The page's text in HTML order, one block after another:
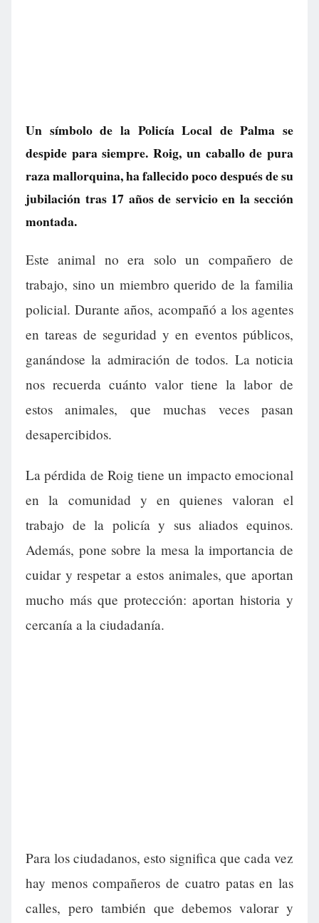
Un símbolo de la Policía Local de Palma se
despide para siempre. Roig, un caballo de pura
raza mallorquina, ha fallecido poco después de su
jubilación tras 17 años de servicio en la sección
montada.
Este animal no era solo un compañero de
trabajo, sino un miembro querido de la familia
policial. Durante años, acompañó a los agentes
en tareas de seguridad y en eventos públicos,
ganándose la admiración de todos. La noticia
nos recuerda cuánto valor tiene la labor de
estos animales, que muchas veces pasan
desapercibidos.
La pérdida de Roig tiene un impacto emocional
en la comunidad y en quienes valoran el
trabajo de la policía y sus aliados equinos.
Además, pone sobre la mesa la importancia de
cuidar y respetar a estos animales, que aportan
mucho más que protección: aportan historia y
cercanía a la ciudadanía.
Para los ciudadanos, esto significa que cada vez
hay menos compañeros de cuatro patas en las
calles, pero también que debemos valorar y